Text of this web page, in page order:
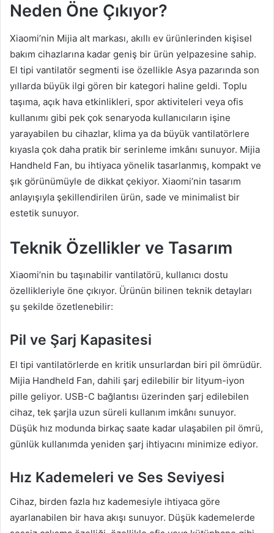
Neden Öne Çıkıyor?
Xiaomi’nin Mijia alt markası, akıllı ev ürünlerinden kişisel
bakım cihazlarına kadar geniş bir ürün yelpazesine sahip.
El tipi vantilatör segmenti ise özellikle Asya pazarında son
yıllarda büyük ilgi gören bir kategori haline geldi. Toplu
taşıma, açık hava etkinlikleri, spor aktiviteleri veya ofis
kullanımı gibi pek çok senaryoda kullanıcıların işine
yarayabilen bu cihazlar, klima ya da büyük vantilatörlere
kıyasla çok daha pratik bir serinleme imkânı sunuyor. Mijia
Handheld Fan, bu ihtiyaca yönelik tasarlanmış, kompakt ve
şık görünümüyle de dikkat çekiyor. Xiaomi’nin tasarım
anlayışıyla şekillendirilen ürün, sade ve minimalist bir
estetik sunuyor.
Teknik Özellikler ve Tasarım
Xiaomi’nin bu taşınabilir vantilatörü, kullanıcı dostu
özellikleriyle öne çıkıyor. Ürünün bilinen teknik detayları
şu şekilde özetlenebilir:
Pil ve Şarj Kapasitesi
El tipi vantilatörlerde en kritik unsurlardan biri pil ömrüdür.
Mijia Handheld Fan, dahili şarj edilebilir bir lityum-iyon
pille geliyor. USB-C bağlantısı üzerinden şarj edilebilen
cihaz, tek şarjla uzun süreli kullanım imkânı sunuyor.
Düşük hız modunda birkaç saate kadar ulaşabilen pil ömrü,
günlük kullanımda yeniden şarj ihtiyacını minimize ediyor.
Hız Kademeleri ve Ses Seviyesi
Cihaz, birden fazla hız kademesiyle ihtiyaca göre
ayarlanabilen bir hava akışı sunuyor. Düşük kademelerde